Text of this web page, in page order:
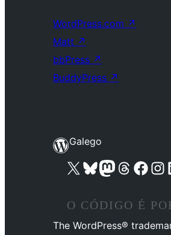
WordPress.com ↗
Matt ↗
bbPress ↗
BuddyPress ↗
Galego
Visita la cuenta de X (anteriormente Twitter)
Visita a nosa conta de Bluesky
Visita a nosa conta de Mastodon
Visita a nosa conta de Threads
Visita a nosaVisita a
O CÓDIGO É
The WordPress®